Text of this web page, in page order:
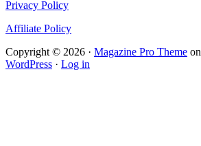
Privacy Policy
Affiliate Policy
Copyright © 2026 · Magazine Pro Theme on
WordPress · Log in